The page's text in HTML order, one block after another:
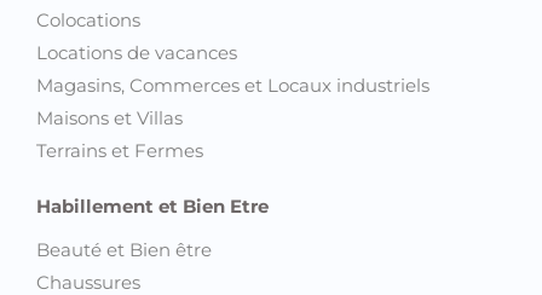
Colocations
Locations de vacances
Magasins, Commerces et Locaux industriels
Maisons et Villas
Terrains et Fermes
Habillement et Bien Etre
Beauté et Bien être
Chaussures